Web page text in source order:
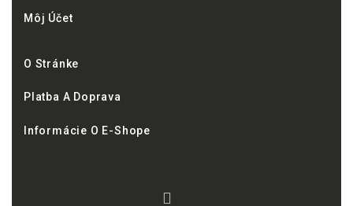
Môj Účet
O Stránke
Platba A Doprava
Informácie O E-Shope